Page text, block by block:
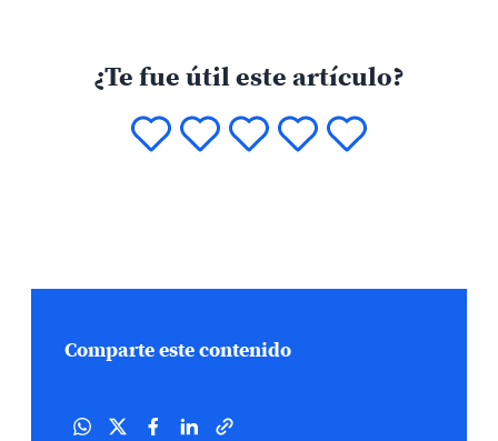
¿Te fue útil este artículo?
Comparte este contenido